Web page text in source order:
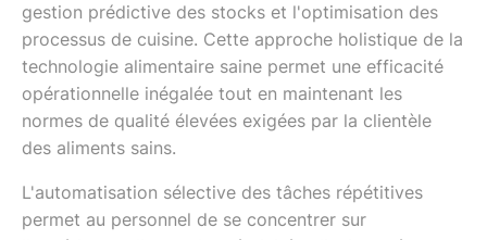
gestion prédictive des stocks et l'optimisation des
processus de cuisine. Cette approche holistique de la
technologie alimentaire saine permet une efficacité
opérationnelle inégalée tout en maintenant les
normes de qualité élevées exigées par la clientèle
des aliments sains.
L'automatisation sélective des tâches répétitives
permet au personnel de se concentrer sur